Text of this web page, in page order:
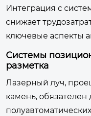
Интеграция с
снижает
ключевые аспекты
Системы
разметка
Лазерный луч,
камень, обязателен